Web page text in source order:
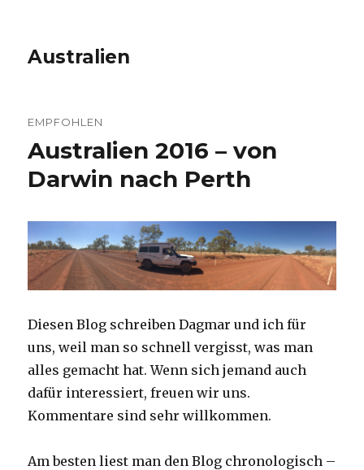
Australien
EMPFOHLEN
Australien 2016 – von
Darwin nach Perth
Diesen Blog schreiben Dagmar und ich für
uns, weil man so schnell vergisst, was man
alles gemacht hat. Wenn sich jemand auch
dafür interessiert, freuen wir uns.
Kommentare sind sehr willkommen.
Am besten liest man den Blog chronologisch –